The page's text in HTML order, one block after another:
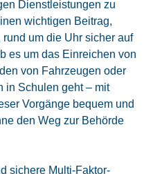
Dienstleistungen zu
wichtigen Beitrag,
um die Uhr sicher auf
es um das Einreichen von
von Fahrzeugen oder
in Schulen geht – mit
Vorgänge bequem und
den Weg zur Behörde
sichere Multi-Faktor-